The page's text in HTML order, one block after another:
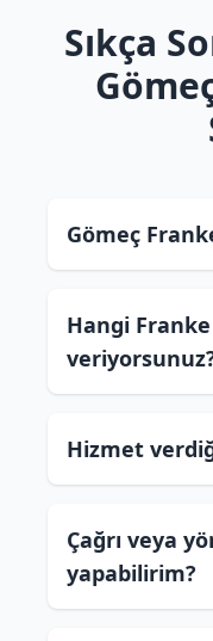
Sıkça
Gömeç
Hangi
Hizmet
Çağrı veya
yapabilirim?